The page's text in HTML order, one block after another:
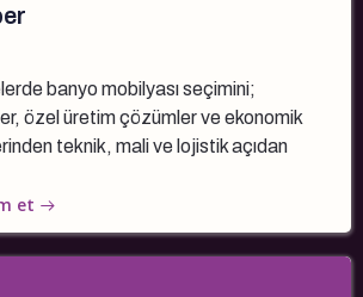
banyo mobilyası seçimini;
özel üretim çözümler ve ekonomik
teknik, mali ve lojistik açıdan
et